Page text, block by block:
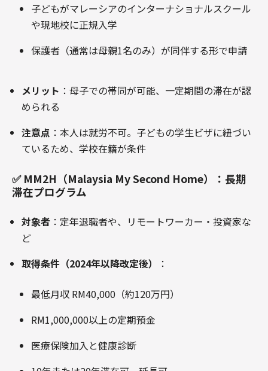
子どもがマレーシアのインターナショナルスクール
や現地校に正規入学
保護者（通常は母親1名のみ）が同伴する形で申請
メリット ：母子での帯同が可能、一定期間の滞在が認
められる
注意点 ：本人は就労不可。子どもの学生ビザに紐づい
ているため、学校在籍が条件
✅ MM2H（Malaysia My Second Home）：長期
滞在プログラム
対象者 ：定年退職者や、リモートワーカー・投資家な
ど
取得条件（2024年以降改定後）
：
最低月収 RM40,000（約120万円）
RM1,000,000以上の定期預金
医療保険加入と健康診断